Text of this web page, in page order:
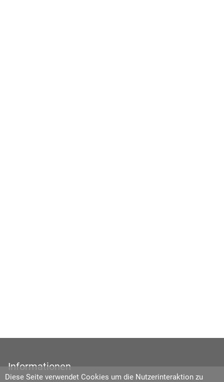
Informationen
Diese Seite verwendet Cookies um die Nutzerinteraktion zu